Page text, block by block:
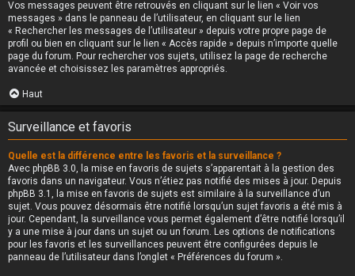
Vos messages peuvent être retrouvés en cliquant sur le lien « Voir vos
messages » dans le panneau de l’utilisateur, en cliquant sur le lien
« Rechercher les messages de l’utilisateur » depuis votre propre page de
profil ou bien en cliquant sur le lien « Accès rapide » depuis n’importe quelle
page du forum. Pour rechercher vos sujets, utilisez la page de recherche
avancée et choisissez les paramètres appropriés.
Haut
Surveillance et favoris
Quelle est la différence entre les favoris et la surveillance ?
Avec phpBB 3.0, la mise en favoris de sujets s’apparentait à la gestion des
favoris dans un navigateur. Vous n’étiez pas notifié des mises à jour. Depuis
phpBB 3.1, la mise en favoris de sujets est similaire à la surveillance d’un
sujet. Vous pouvez désormais être notifié lorsqu’un sujet favoris a été mis à
jour. Cependant, la surveillance vous permet également d’être notifié lorsqu’il
y a une mise à jour dans un sujet ou un forum. Les options de notifications
pour les favoris et les surveillances peuvent être configurées depuis le
panneau de l’utilisateur dans l’onglet « Préférences du forum ».